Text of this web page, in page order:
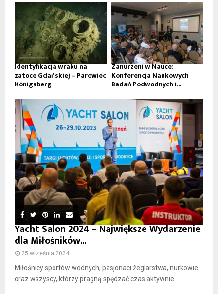
Identyfikacja wraku na
zatoce Gdańskiej – Parowiec
Königsberg
Zanurzeni w Nauce:
Konferencja Naukowych
Badań Podwodnych i...
Yacht Salon 2024 – Największe Wydarzenie
dla Miłośników...
25 września 2024
Miłośnicy sportów wodnych, pasjonaci żeglarstwa, nurkowie
oraz wszyscy, którzy pragną spędzać czas aktywnie...